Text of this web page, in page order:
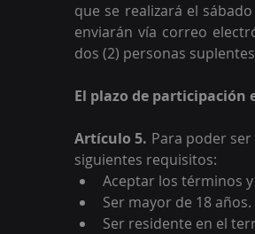
que se realizará el
enviarán vía correo
dos (2) personas
El plazo de participación
Artículo 5. Para poder
siguientes requisitos:
Aceptar los términos
Ser mayor de 18 años.
Ser residente en el